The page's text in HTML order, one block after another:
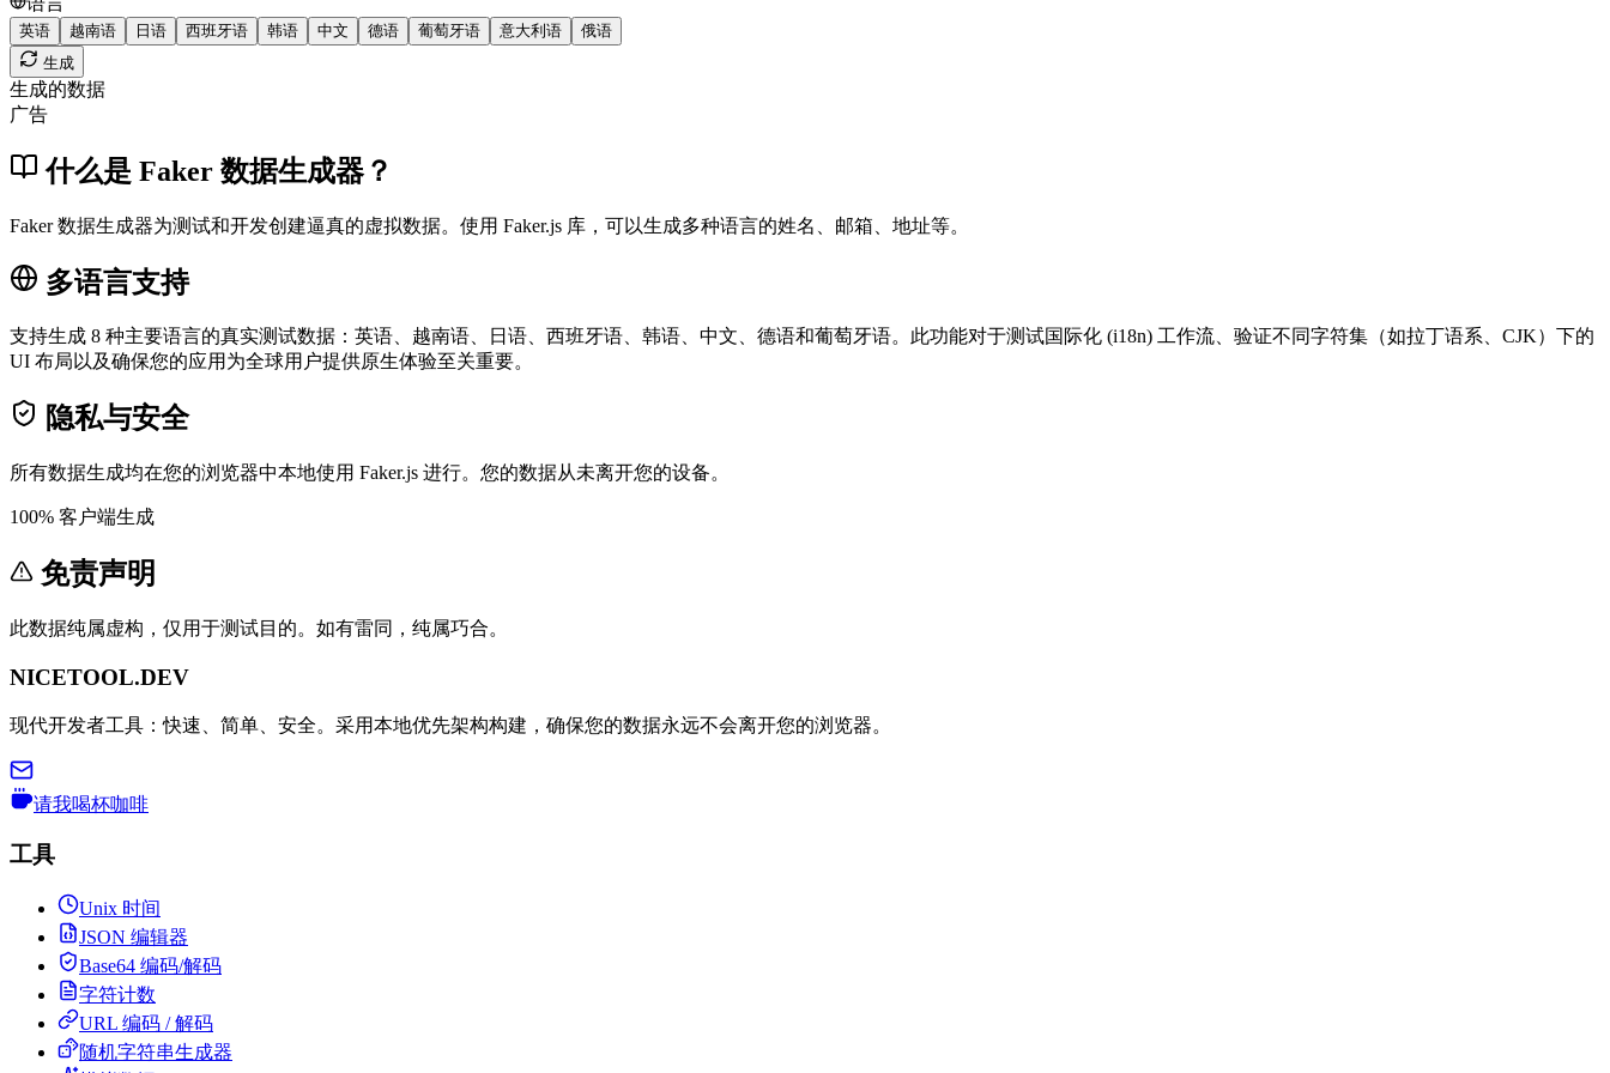
英语 越南语 日语 西班牙语 韩语 中文 德语 葡萄牙语 意大利语
俄语
生成
生成的数据
广告
什么是 Faker 数据生成器？
Faker 数据生成器为测试和开发创建逼真的虚拟数据。使用 Faker.js 库，可以生成多种语言的姓名、邮箱、地址等。
多语言支持
支持生成 8 种主要语言的真实测试数据：英语、越南语、日语、西班牙语、韩语、中文、德语和葡萄牙语。此功能对于测试国际化 (i18n) 工作流、验证不同字符集（如拉丁语系、CJK）下的
UI 布局以及确保您的应用为全球用户提供原生体验至关重要。
隐私与安全
所有数据生成均在您的浏览器中本地使用 Faker.js 进行。您的数据从未离开您的设备。
100% 客户端生成
免责声明
此数据纯属虚构，仅用于测试目的。如有雷同，纯属巧合。
NICETOOL.DEV
现代开发者工具：快速、简单、安全。采用本地优先架构构建，确保您的数据永远不会离开您的浏览器。
请我喝杯咖啡
工具
Unix 时间
JSON 编辑器
Base64 编码/解码
字符计数
URL 编码 / 解码
随机字符串生成器